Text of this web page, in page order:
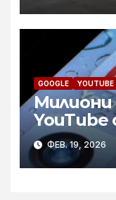
GOOGLE YOUTUBE
Милиони
YouTube
ФЕВ. 19, 2026